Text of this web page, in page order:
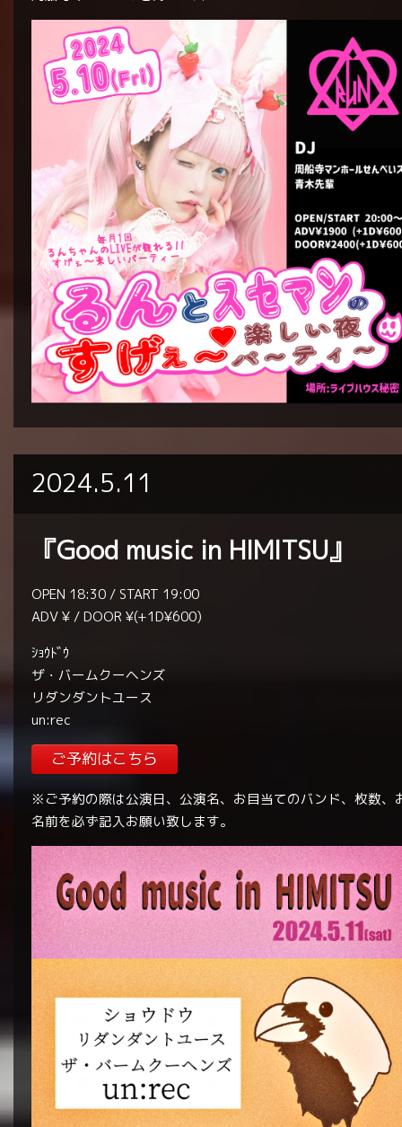
2024.5.11
『Good music in HIMITSU』
OPEN 18:30 / START 19:00
ADV ¥ / DOOR ¥(+1D¥600)
ｼｮｳﾄﾞｳ
ザ・バームクーヘンズ
リダンダントユース
un:rec
ご予約はこちら
※ご予約の際は公演日、公演名、お目当てのバンド、枚数、
名前を必ず記入お願い致します。